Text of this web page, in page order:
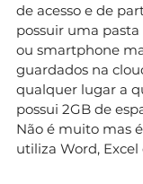
de acesso e de
possuir uma
ou smartphone
guardados na
qualquer lugar a
possui 2GB de
Não é muito mas
utiliza Word,